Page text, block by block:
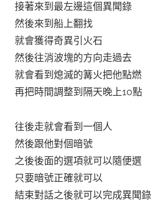
接著來到最左邊這個異聞錄
然後來到船上翻找
就會獲得奇異引火石
然後往消波塊的方向走過去
就會看到熄滅的篝火把他點燃
再把時間調整到隔天晚上10點
往後走就會看到一個人
然後跟他對個暗號
之後後面的選項就可以隨便選
只要暗號正確就可以
結束對話之後就可以完成異聞錄